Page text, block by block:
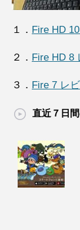
１． Fire HD
２． Fire HD 8
３． Fire 7 レ
直近７日